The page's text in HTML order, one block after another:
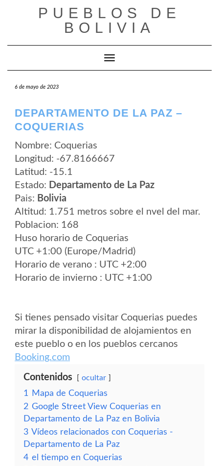
PUEBLOS DE
BOLIVIA
Cambiar modo de navegación
6 de mayo de 2023
DEPARTAMENTO DE LA PAZ –
COQUERIAS
Nombre: Coquerias
Longitud: -67.8166667
Latitud: -15.1
Estado: Departamento de La Paz
Pais: Bolivia
Altitud: 1.751 metros sobre el nvel del mar.
Poblacion: 168
Huso horario de Coquerias
UTC +1:00 (Europe/Madrid)
Horario de verano : UTC +2:00
Horario de invierno : UTC +1:00
Si tienes pensado visitar Coquerias puedes
mirar la disponibilidad de alojamientos en
este pueblo o en los pueblos cercanos
Booking.com
Contenidos ocultar
1
Mapa de Coquerias
2 Google Street View Coquerias en
Departamento de La Paz en Bolivia
3 Vídeos relacionados con Coquerias -
Departamento de La Paz
4 el tiempo en Coquerias